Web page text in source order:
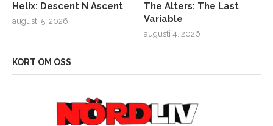
Helix: Descent N Ascent
augusti 5, 2026
The Alters: The Last
Variable
augusti 4, 2026
KORT OM OSS